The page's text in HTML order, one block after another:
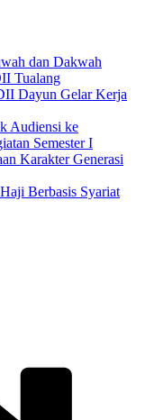
dan Dakwah
Tualang
Dayun Gelar Kerja
Audiensi ke
Semester I
Karakter Generasi
Berbasis Syariat